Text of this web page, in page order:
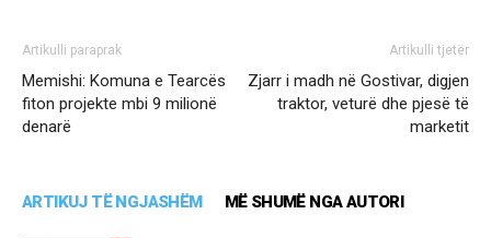
Artikulli paraprak
Memishi: Komuna e Tearcës
fiton projekte mbi 9 milionë
denarë
Artikulli tjetër
Zjarr i madh në Gostivar, digjen
traktor, veturë dhe pjesë të
marketit
ARTIKUJ TË NGJASHËM MË SHUMË NGA AUTORI